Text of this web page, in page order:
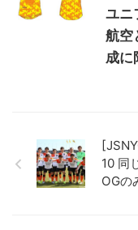
ユニ
航空
成に
10 同
OGの